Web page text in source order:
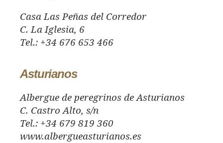
Casa Las Peñas del Corredor
C. La Iglesia, 6
Tel.: +34 676 653 466
Asturianos
Albergue de peregrinos de Asturianos
C. Castro Alto, s/n
Tel.: +34 679 819 360
www.albergueasturianos.es